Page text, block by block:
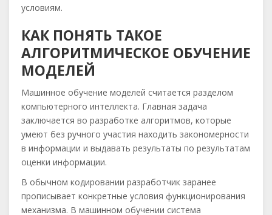
условиям.
КАК ПОНЯТЬ ТАКОЕ
АЛГОРИТМИЧЕСКОЕ ОБУЧЕНИЕ
МОДЕЛЕЙ
Машинное обучение моделей считается разделом
компьютерного интеллекта. Главная задача
заключается во разработке алгоритмов, которые
умеют без ручного участия находить закономерности
в информации и выдавать результаты по результатам
оценки информации.
В обычном кодировании разработчик заранее
прописывает конкретные условия функционирования
механизма. В машинном обучении система